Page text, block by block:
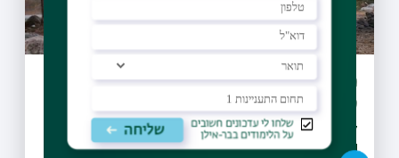
מיזם "קחו אתכם את הזבל" יקודם בעולם
כפורץ דרך
27 מועצות מקומיות ומועצות אזוריות חתמו על אמנת המיזם
והתחייבו לבצע הסברה, חינוך, ואכיפה ברוחו, החלו פעילויות